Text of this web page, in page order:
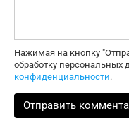
Нажимая на кнопку
обработку
конфиденциальности.